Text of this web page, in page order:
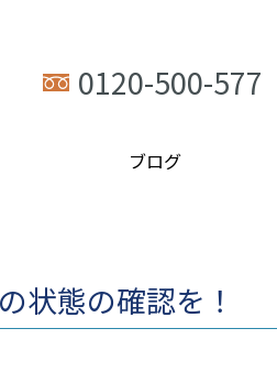
0120-500-577
ブログ
態の確認を！